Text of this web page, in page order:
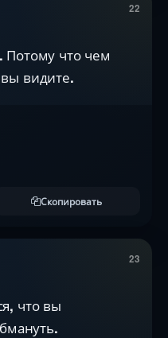
22
Потому что чем
видите.
Скопировать
23
что вы